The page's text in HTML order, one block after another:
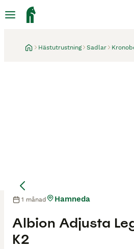
Hästutrustning Sadlar
Albion Adjusta
K2
1 månad Hamneda